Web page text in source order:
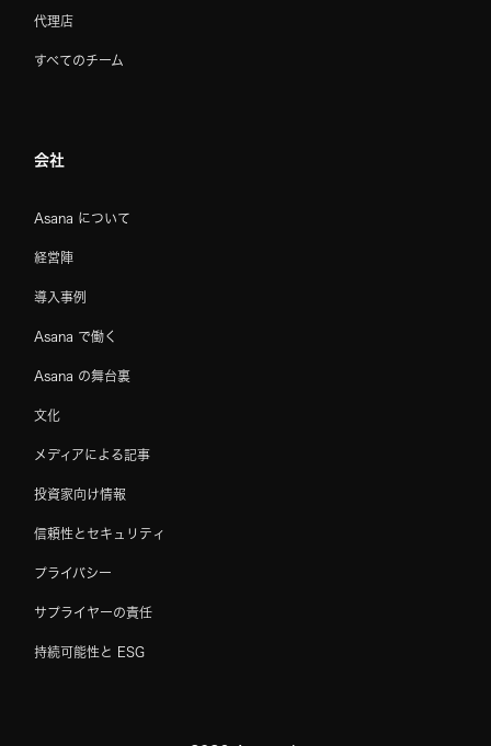
代理店
すべてのチーム
会社
Asana について
経営陣
導入事例
Asana で働く
Asana の舞台裏
文化
メディアによる記事
投資家向け情報
信頼性とセキュリティ
プライバシー
サプライヤーの責任
持続可能性と ESG